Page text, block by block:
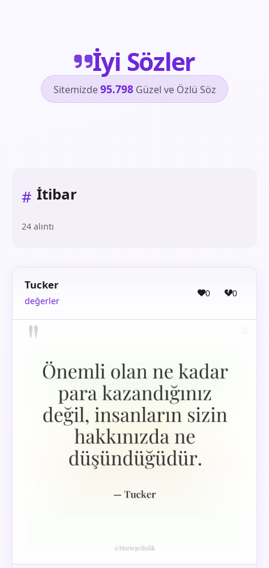
İyi Sözler
Sitemizde95.798Güzel ve Özlü Söz
# İtibar
24 alıntı
Tucker
değerler
0 0